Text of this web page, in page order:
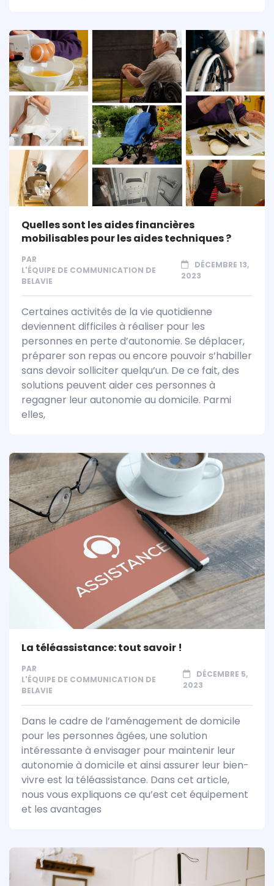
Quelles sont les aides financières
mobilisables pour les aides techniques ?
PAR
L'ÉQUIPE DE COMMUNICATION DE
BELAVIE
DÉCEMBRE 13,
2023
Certaines activités de la vie quotidienne
deviennent difficiles à réaliser pour les
personnes en perte d’autonomie. Se déplacer,
préparer son repas ou encore pouvoir s’habiller
sans devoir solliciter quelqu’un. De ce fait, des
solutions peuvent aider ces personnes à
regagner leur autonomie au domicile. Parmi
elles,
La téléassistance: tout savoir !
PAR
L'ÉQUIPE DE COMMUNICATION DE
BELAVIE
DÉCEMBRE 5,
2023
Dans le cadre de l’aménagement de domicile
pour les personnes âgées, une solution
intéressante à envisager pour maintenir leur
autonomie à domicile et ainsi assurer leur bien-
vivre est la téléassistance. Dans cet article,
nous vous expliquons ce qu’est cet équipement
et les avantages